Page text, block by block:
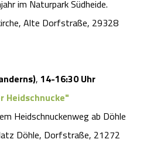
im Naturpark Südheide.
Alte Dorfstraße, 29328
, 14-16:30 Uhr
Heidschnucke"
Heidschnuckenweg ab Döhle
Döhle, Dorfstraße, 21272